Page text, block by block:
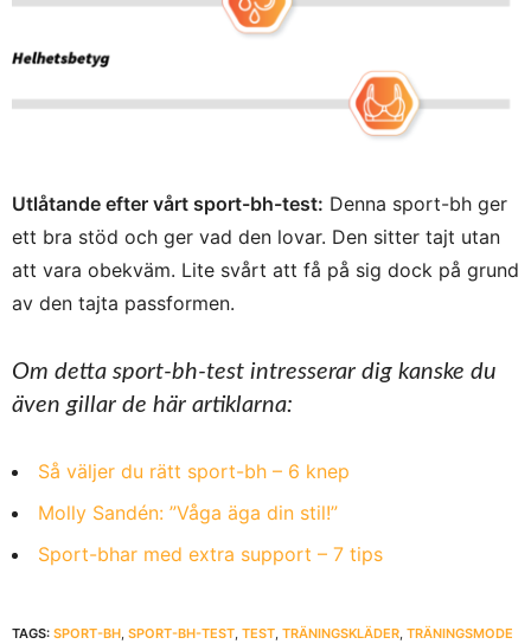
Utlåtande efter vårt sport-bh-test: Denna sport-bh ger
ett bra stöd och ger vad den lovar. Den sitter tajt utan
att vara obekväm. Lite svårt att få på sig dock på grund
av den tajta passformen.
Om detta sport-bh-test intresserar dig kanske du
även gillar de här artiklarna:
Så väljer du rätt sport-bh – 6 knep
Molly Sandén: ”Våga äga din stil!”
Sport-bhar med extra support – 7 tips
TAGS: SPORT-BH, SPORT-BH-TEST, TEST, TRÄNINGSKLÄDER, TRÄNINGSMODE